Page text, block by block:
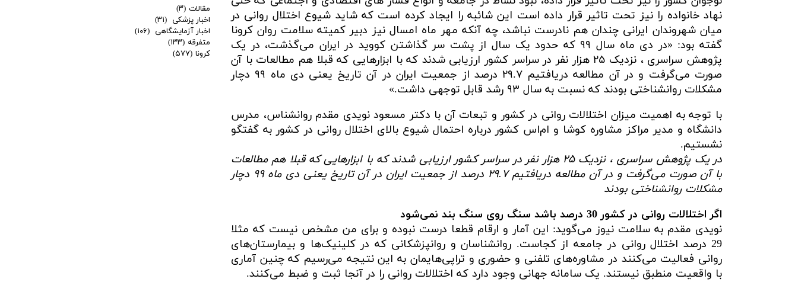
نهاد خانواده را نیز تحت تاثیر قرار داده است این شائبه را ایجاد کرده است که شاید شیوع اختلال روانی در
میان شهروندان ایرانی چندان هم نادرست نباشد، چه آنکه مهر ماه امسال نیز دبیر کمیته سلامت روان کرونا
گفته بود: «در دی ماه سال ۹۹ که حدود یک سال از پشت سر گذاشتن کووید در ایران می‌گذشت، در یک
پژوهش سراسری ، نزدیک ۲۵ هزار نفر در سراسر کشور ارزیابی شدند که با ابزارهایی که قبلا هم مطالعات با آن
صورت می‌گرفت و در آن مطالعه دریافتیم ۲۹.۷ درصد از جمعیت ایران در آن تاریخ یعنی دی ماه ۹۹ دچار
مشکلات روانشناختی بودند که نسبت به سال ۹۳ رشد قابل توجهی داشت.»
با توجه به اهمیت میزان اختلالات روانی در کشور و تبعات آن با دکتر مسعود نویدی مقدم روانشناس، مدرس
دانشگاه و مدیر مراکز مشاوره کوشا و ام‌اس کشور درباره احتمال شیوع بالای اختلال روانی در کشور به گفتگو
نشستیم.
در یک پژوهش سراسری ، نزدیک ۲۵ هزار نفر در سراسر کشور ارزیابی شدند که با ابزارهایی که قبلا هم مطالعات
با آن صورت می‌گرفت و در آن مطالعه دریافتیم ۲۹.۷ درصد از جمعیت ایران در آن تاریخ یعنی دی ماه ۹۹ دچار
مشکلات روانشناختی بودند
اگر اختلالات روانی در کشور 30 درصد باشد سنگ روی سنگ بند نمی‌شود
نویدی مقدم به سلامت نیوز می‌گوید: این آمار و ارقام قطعا درست نبوده و برای من مشخص نیست که مثلا
29 درصد اختلال روانی در جامعه از کجاست. روانشناسان و روانپزشکانی که در کلینیک‌ها و بیمارستان‌های
روانی فعالیت می‌کنند در مشاوره‌های تلفنی و حضوری و تراپی‌هایمان به این نتیجه می‌رسیم که چنین آماری
با واقعیت منطبق نیستند. یک سامانه جهانی وجود دارد که اختلالات روانی را در آنجا ثبت و ضبط می‌کنند.
مقالات (۳)
اخبار پزشکی (۳۱)
اخبار آزمایشگاهی (۱۰۶)
متفرقه (۱۳۳)
کرونا (۵۷۷)